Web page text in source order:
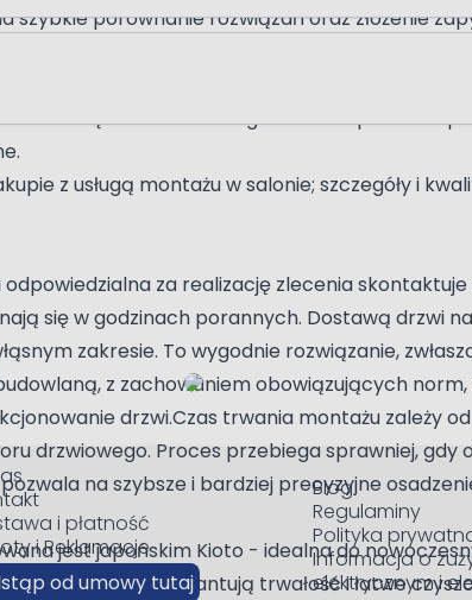
szybkie porównanie rozwiązań oraz złożenie
i kolory drewna.
MFstore. Obsługa MFstore prowadzi
z usługą montażu w salonie; szczegóły i
za realizację zlecenia
się w godzinach porannych. Dostawą drzwi
zakresie. To wygodnie rozwiązanie,
z zachowaniem obowiązujących
drzwi.Czas trwania montażu zależy
drzwiowego. Proces przebiega sprawniej, gdy
na szybsze i bardziej precyzyjne
jest japońskim Kioto - idealna do
HPL 0,8 mm gwarantują trwałość i łatwe
i płatność
i Reklamacje
od umowy tutaj
Blog
Regulaminy
Polityka
Informacja o
elektrycznym i